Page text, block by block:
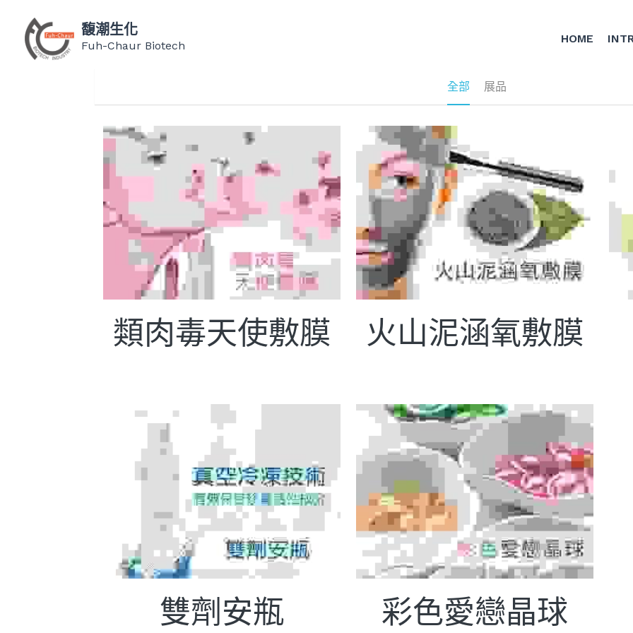
馥潮生化
Fuh-Chaur Biotech
HOME
全部 展品
類肉毒天使敷膜 火山泥涵氧敷膜
雙劑安瓶 彩色愛戀晶球